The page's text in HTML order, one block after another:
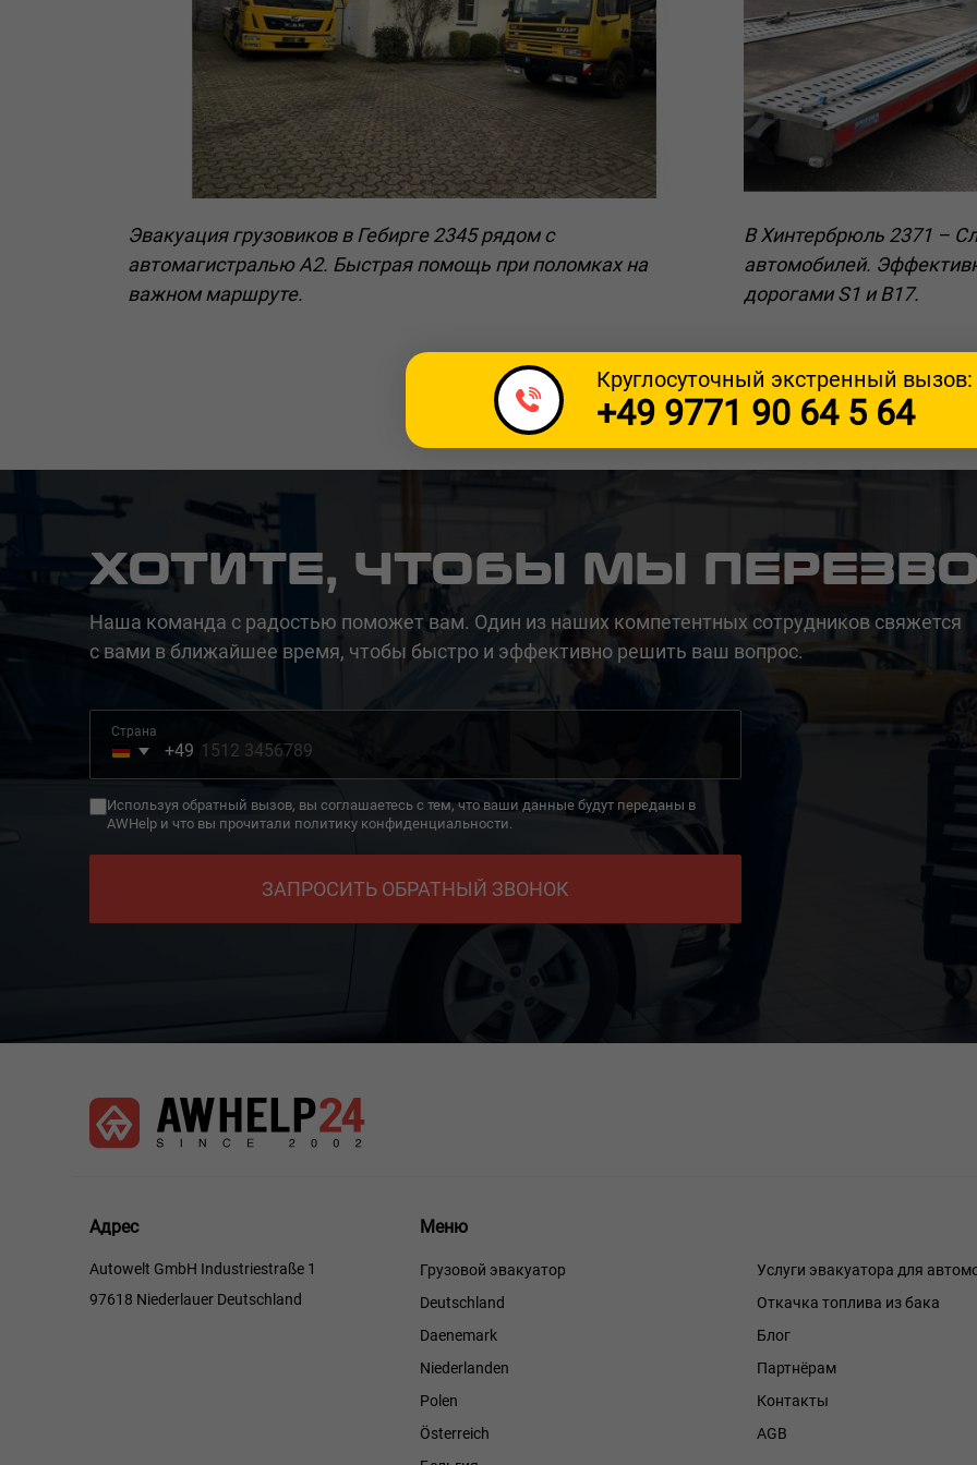
Эвакуация грузовиков в Гебирге 2345 рядом с
автомагистралью A2. Быстрая помощь при поломках на
важном маршруте.
В Хинтербрюль 2371 –
автомобилей.
дорогами S1 и B17.
Круглосуточный экстренный вызов:
+49 9771 90 64 5 64
ХОТИТЕ, ЧТОБЫ МЫ
Наша команда с радостью поможет вам. Один из наших компетентных сотрудников свяжется
с вами в ближайшее время, чтобы быстро и эффективно решить ваш вопрос.
Страна
Germany
+49
+49
Используя обратный вызов, вы соглашаетесь с тем, что ваши данные будут переданы в
AWHelp и что вы прочитали политику конфиденциальности.
ЗАПРОСИТЬ ОБРАТНЫЙ ЗВОНОК
Адрес
Autowelt GmbH Industriestraße 1
97618 Niederlauer Deutschland
Меню
Меню
Грузовой эвакуатор
Deutschland
Daenemark
Niederlanden
Polen
Österreich
Услуги эвакуатора для
Откачка топлива из бака
Блог
Партнёрам
Контакты
AGB